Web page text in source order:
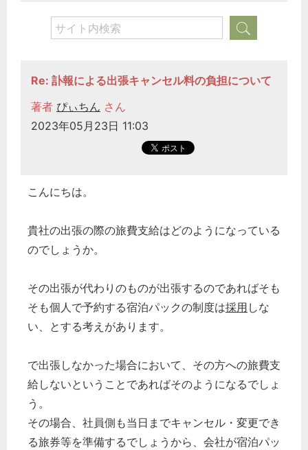
Re: 訃報による出張キャンセル料の負担について
著者 ぴぃちん さん
2023年05月23日 11:03
こんにちは。
貴社の出張の際の旅費支給はどのようになっている
のでしょうか。
その出張が代わりのものが出張するのであればそも
そも個人で予約する宿泊パックの制度は採用 しな
い、とする考えがあります。
で出張しなかった場合において、その方への旅費支
給しないということであればそのようになるでしょ
う。
その場合、社員側も当日までキャンセル・変更でき
る旅券等を準備するでしょうから、会社が宿泊パッ